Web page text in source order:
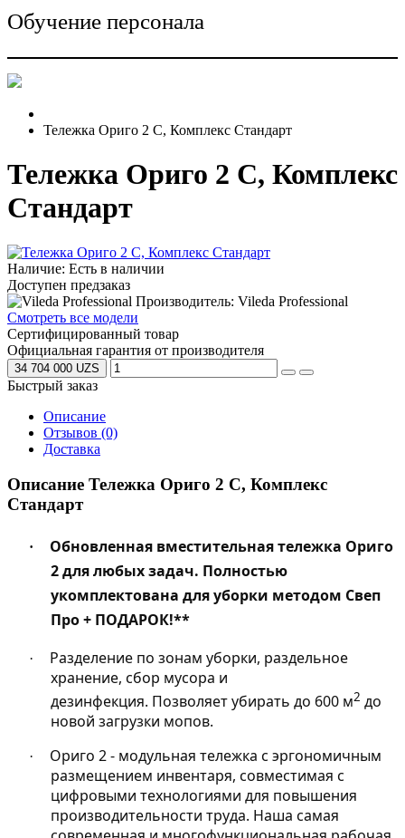
Обучение персонала
Тележка Ориго 2 С, Комплекс Стандарт
Тележка Ориго 2 С, Комплекс
Стандарт
Наличие: Есть в наличии
Доступен предзаказ
Производитель: Vileda Professional
Смотреть все модели
Сертифицированный товар
Официальная гарантия от производителя
34 704 000 UZS
Быстрый заказ
Описание
Отзывов (0)
Доставка
Описание Тележка Ориго 2 С, Комплекс
Стандарт
· Обновленная вместительнаятележка Ориго
2 для любых задач. Полностью
укомплектована для уборки методом Свеп
Про+ ПОДАРОК!**
·
Разделение по зонам уборки, раздельное
хранение, сбор мусора и
дезинфекция. Позволяет убирать до 600 м2 до
новой загрузки мопов.
·
Ориго 2 - модульная тележка c эргономичным
размещением инвентаря, совместимая с
цифровыми технологиями для повышения
производительности труда. Наша самая